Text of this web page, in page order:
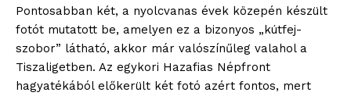
Pontosabban két, a nyolcvanas évek közepén készült
fotót mutatott be, amelyen ez a bizonyos „kútfej-
szobor” látható, akkor már valószínűleg valahol a
Tiszaligetben. Az egykori Hazafias Népfront
hagyatékából előkerült két fotó azért fontos, mert